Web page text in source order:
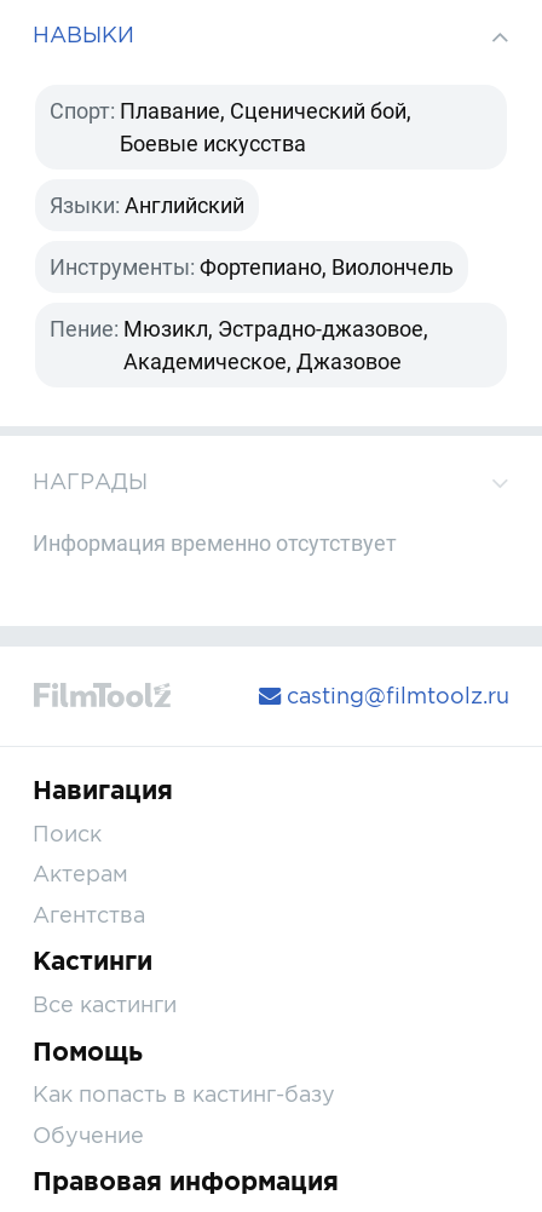
НАВЫКИ
Спорт: Плавание, Сценический бой,
Боевые искусства
Языки: Английский
Инструменты: Фортепиано, Виолончель
Пение: Мюзикл, Эстрадно-джазовое,
Академическое, Джазовое
НАГРАДЫ
Информация временно отсутствует
casting@filmtoolz.ru
Навигация
Поиск
Актерам
Агентства
Кастинги
Все кастинги
Помощь
Как попасть в кастинг-базу
Обучение
Правовая информация